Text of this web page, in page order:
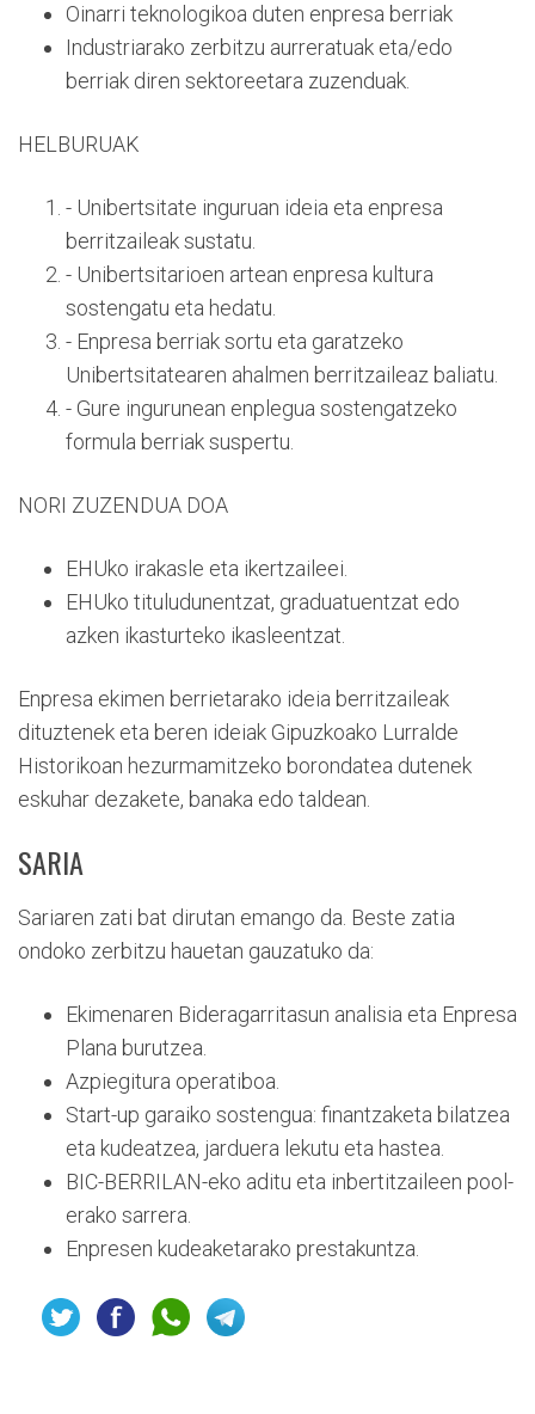
Oinarri teknologikoa duten enpresa berriak
Industriarako zerbitzu aurreratuak eta/edo
berriak diren sektoreetara zuzenduak.
HELBURUAK
- Unibertsitate inguruan ideia eta enpresa
berritzaileak sustatu.
- Unibertsitarioen artean enpresa kultura
sostengatu eta hedatu.
- Enpresa berriak sortu eta garatzeko
Unibertsitatearen ahalmen berritzaileaz baliatu.
- Gure ingurunean enplegua sostengatzeko
formula berriak suspertu.
NORI ZUZENDUA DOA
EHUko irakasle eta ikertzaileei.
EHUko tituludunentzat, graduatuentzat edo
azken ikasturteko ikasleentzat.
Enpresa ekimen berrietarako ideia berritzaileak
dituztenek eta beren ideiak Gipuzkoako Lurralde
Historikoan hezurmamitzeko borondatea dutenek
eskuhar dezakete, banaka edo taldean.
SARIA
Sariaren zati bat dirutan emango da. Beste zatia
ondoko zerbitzu hauetan gauzatuko da:
Ekimenaren Bideragarritasun analisia eta Enpresa
Plana burutzea.
Azpiegitura operatiboa.
Start-up garaiko sostengua: finantzaketa bilatzea
eta kudeatzea, jarduera lekutu eta hastea.
BIC-BERRILAN-eko aditu eta inbertitzaileen pool-
erako sarrera.
Enpresen kudeaketarako prestakuntza.